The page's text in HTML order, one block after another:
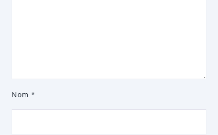
Nom *